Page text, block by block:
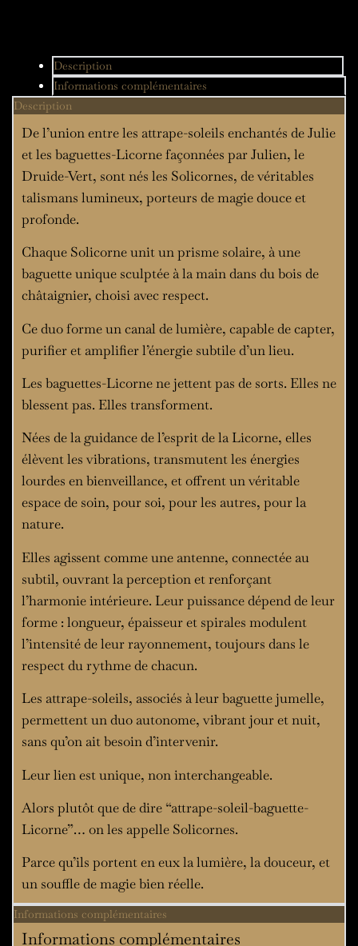
Description
Informations complémentaires
Description
De l’union entre les attrape-soleils enchantés de Julie
et les baguettes-Licorne façonnées par Julien, le
Druide-Vert, sont nés les Solicornes, de véritables
talismans lumineux, porteurs de magie douce et
profonde.
Chaque Solicorne unit un prisme solaire, à une
baguette unique sculptée à la main dans du bois de
châtaignier, choisi avec respect.
Ce duo forme un canal de lumière, capable de capter,
purifier et amplifier l’énergie subtile d’un lieu.
Les baguettes-Licorne ne jettent pas de sorts. Elles ne
blessent pas. Elles transforment.
Nées de la guidance de l’esprit de la Licorne, elles
élèvent les vibrations, transmutent les énergies
lourdes en bienveillance, et offrent un véritable
espace de soin, pour soi, pour les autres, pour la
nature.
Elles agissent comme une antenne, connectée au
subtil, ouvrant la perception et renforçant
l’harmonie intérieure. Leur puissance dépend de leur
forme : longueur, épaisseur et spirales modulent
l’intensité de leur rayonnement, toujours dans le
respect du rythme de chacun.
Les attrape-soleils, associés à leur baguette jumelle,
permettent un duo autonome, vibrant jour et nuit,
sans qu’on ait besoin d’intervenir.
Leur lien est unique, non interchangeable.
Alors plutôt que de dire “attrape-soleil-baguette-
Licorne”… on les appelle Solicornes.
Parce qu’ils portent en eux la lumière, la douceur, et
un souffle de magie bien réelle.
Informations complémentaires
Informations complémentaires